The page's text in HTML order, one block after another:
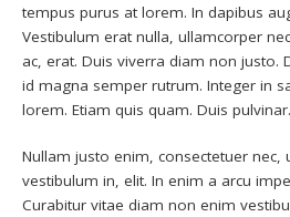
tempus purus at lorem. In dapibus
Vestibulum erat nulla, ullamcorper
ac, erat. Duis viverra diam non justo.
id magna semper rutrum. Integer in
lorem. Etiam quis quam. Duis pulvinar.
Nullam justo enim, consectetuer nec,
vestibulum in, elit. In enim a arcu
Curabitur vitae diam non enim